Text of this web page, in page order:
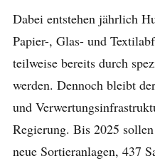
Dabei entstehen jährlich
Papier-, Glas- und
teilweise bereits durch
werden. Dennoch bleibt
und
Regierung. Bis 2025
neue Sortieranlagen, 437